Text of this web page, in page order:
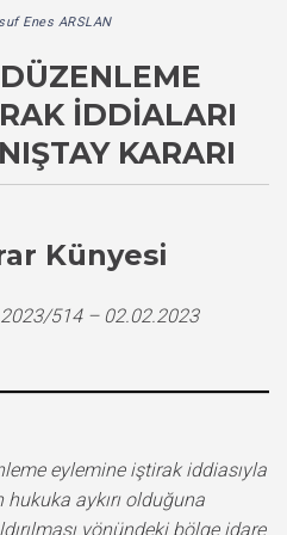
Enes ARSLAN
İDDIALARI
KARARI
Künyesi
514 – 02.02.2023
eylemine iştirak iddiasıyla
hukuka aykırı olduğuna
yönündeki bölge idare